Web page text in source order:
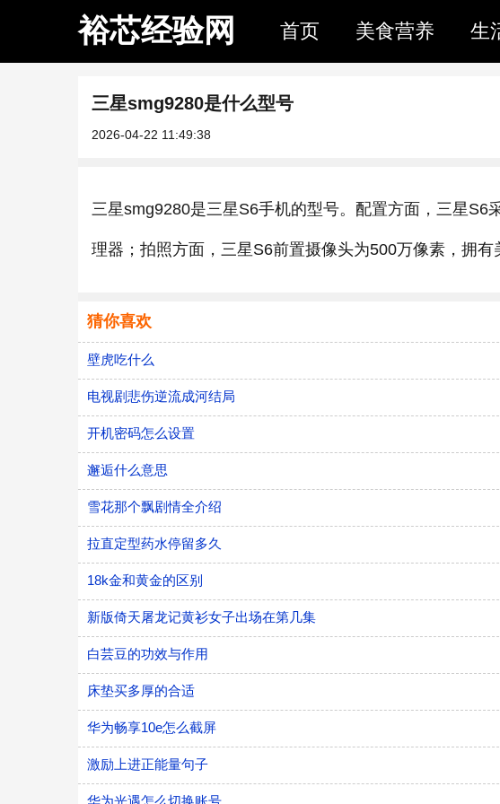
裕芯经验网 首页 美食营养 生
三星smg9280是什么型号
2026-04-22 11:49:38
三星smg9280是三星S6手机的型号。配置方面，三星S6
理器；拍照方面，三星S6前置摄像头为500万像素，拥有
猜你喜欢
壁虎吃什么
电视剧悲伤逆流成河结局
开机密码怎么设置
邂逅什么意思
雪花那个飘剧情全介绍
拉直定型药水停留多久
18k金和黄金的区别
新版倚天屠龙记黄衫女子出场在第几集
白芸豆的功效与作用
床垫买多厚的合适
华为畅享10e怎么截屏
激励上进正能量句子
华为光遇怎么切换账号